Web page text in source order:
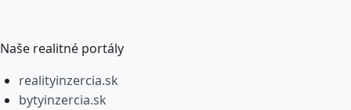
Naše realitné portály
realityinzercia.sk
bytyinzercia.sk